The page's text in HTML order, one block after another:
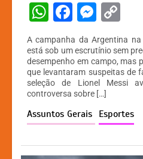
W
at
s
A
p
p
F
a
c
e
b
o
o
k
M
s
s
e
n
g
er
p
y
Li
n
k
A campanha da Argentina
está sob um escrutínio sem
desempenho em campo, mas
que levantaram suspeitas de
seleção de Lionel Messi
controversa sobre […]
Assuntos Gerais Esportes